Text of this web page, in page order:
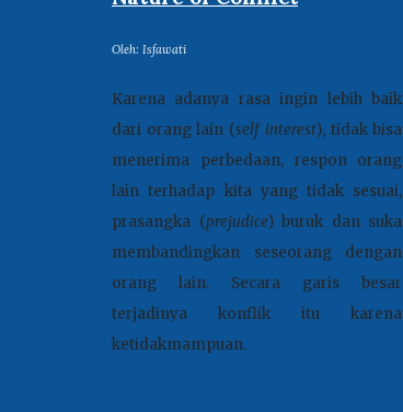
Oleh:Isfawati
Karena adanya rasa ingin lebih baik
dari orang lain (self interest), tidak bisa
menerima perbedaan, respon orang
lain terhadap kita yang tidak sesuai,
prasangka (prejudice) buruk dan suka
membandingkan seseorang dengan
orang lain.
Secara garis besar
terjadinya konflik itu karena
ketidakmampuan.